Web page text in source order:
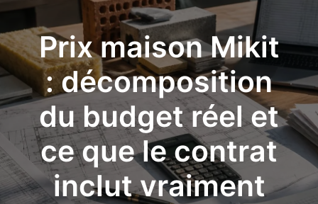
Prix maison Mikit
: décomposition
du budget réel et
ce que le contrat
inclut vraiment